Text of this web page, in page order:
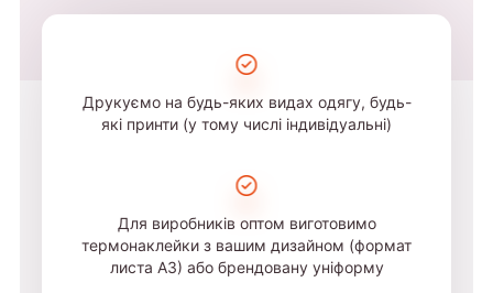
Друкуємо на будь-яких видах одягу, будь-
які принти (у тому числі індивідуальні)
Для виробників оптом виготовимо
термонаклейки з вашим дизайном (формат
листа А3) або брендовану уніформу